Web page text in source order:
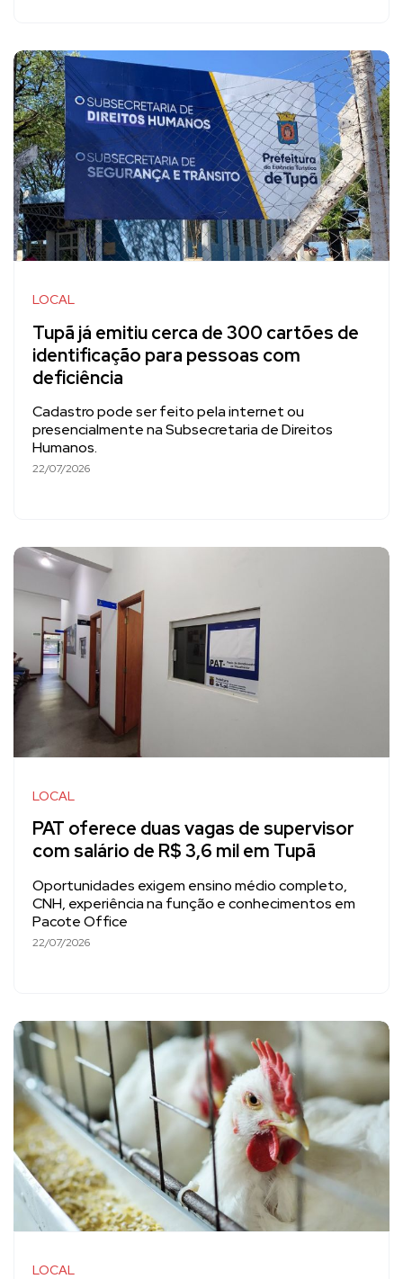
LOCAL
Tupã já emitiu cerca de 300 cartões de
identificação para pessoas com
deficiência
Cadastro pode ser feito pela internet ou
presencialmente na Subsecretaria de Direitos
Humanos.
22/07/2026
LOCAL
PAT oferece duas vagas de supervisor
com salário de R$ 3,6 mil em Tupã
Oportunidades exigem ensino médio completo,
CNH, experiência na função e conhecimentos em
Pacote Office
22/07/2026
LOCAL